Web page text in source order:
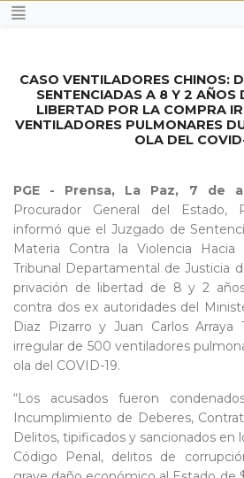
CASO VENTILADORES CHINOS:
SENTENCIADAS A 8 Y 2 AÑOS
LIBERTAD POR LA COMPRA
VENTILADORES PULMONARES
OLA DEL
PGE - Prensa, La Paz, 7 de
Procurador General del Estado,
informó que el Juzgado de
Materia Contra la Violencia
Tribunal Departamental de Justicia
privación de libertad de 8 y 2
contra dos ex autoridades del
Diaz Pizarro y Juan Carlos Arraya
irregular de 500 ventiladores
ola del COVID-19.
“Los acusados fueron
Incumplimiento de Deberes,
Delitos, tipificados y sancionados en
Código Penal, delitos de